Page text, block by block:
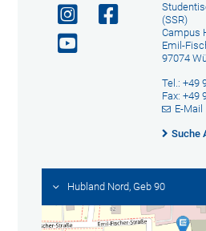
(SSR)
Campus
Emil-
97074
Tel.: +49
Fax: +49
E-Mail
Suche
Hubland Nord, Geb 90